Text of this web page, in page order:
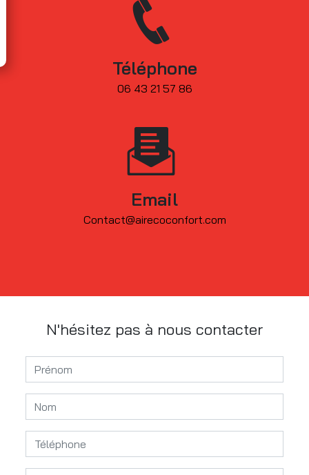
Téléphone
06 43 21 57 86
Email
contact@airecoconfort.com
N'hésitez pas à nous contacter